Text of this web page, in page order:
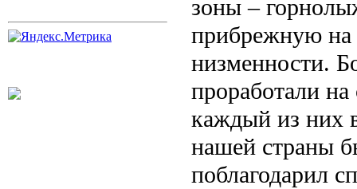
зоны –
прибрежную на
низменности.
проработали
каждый из них
нашей страны
поблагодарил